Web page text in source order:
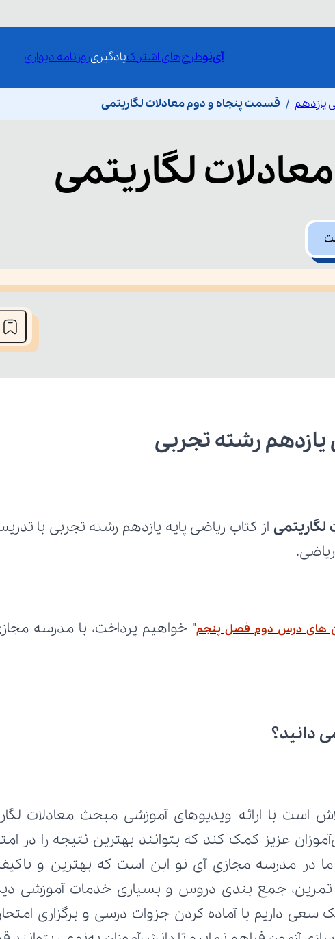
آی‌نوطرح‌های اشتراکیادگیریروزنامه دیواری
یازدهم قسمت پنجاه و دوم معادلات لگاریتمی
معادلات لگاریتمی
یازدهم رشته تجربی
لگاریتمی
های درس دوم فصل پنجم
دانید؟